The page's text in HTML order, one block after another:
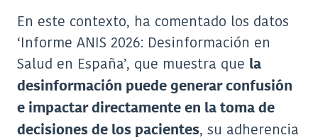
En este contexto, ha comentado los datos
‘Informe ANIS 2026: Desinformación en
Salud en España’, que muestra que la
desinformación puede generar confusión
e impactar directamente en la toma de
decisiones de los pacientes, su adherencia